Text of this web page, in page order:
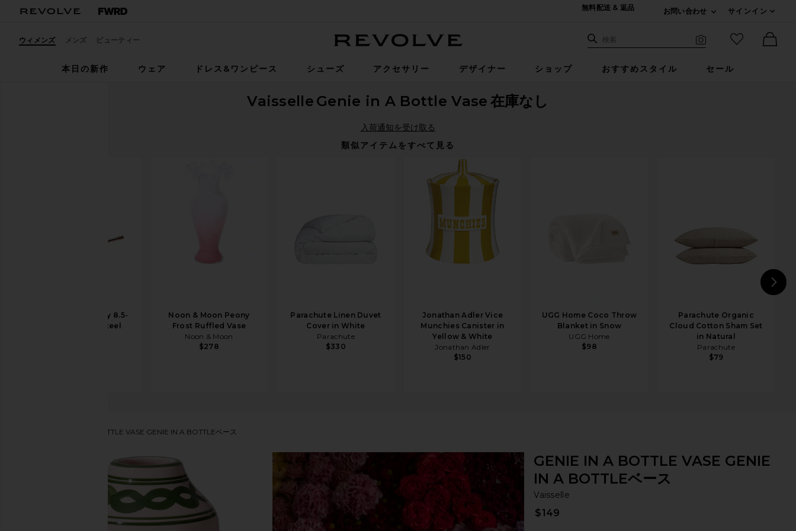
無料配送 & 返品
お問い合わせ
サインイン
ウィメンズ メンズ ビューティー サイト検索
検索
お気に入り
本日の新作
ウェア ドレス&ワンピース シューズ アクセサリー デザイナー ショップ おすすめスタイル セール
Vaisselle Genie in A Bottle Vase 在庫なし
入荷通知を受け取る
類似アイテムをすべて見る
Great Jones Saucy 8.5-
inch Stainless Steel
Noon & Moon Peony
Frost Ruffled Vase
Noon & Moon
$278
Parachute Linen Duvet
Cover in White
Parachute
$330
Jonathan Adler Vice
Munchies Canister in
Yellow & White
Jonathan Adler
$150
UGG Home Coco Throw
Blanket in Snow
UGG Home
$98
Parachute Organic
Cloud Cotton Sham Set
in Natural
Parachute
$79
GENIE IN A BOTTLE VASE GENIE IN A BOTTLEベース
お気に入りVaisselle Genie in A Bottle Vase in Nude & Forest Green
GENIE IN A BOTTLE VASE GENIE
IN A BOTTLEベース
Vaisselle
$149